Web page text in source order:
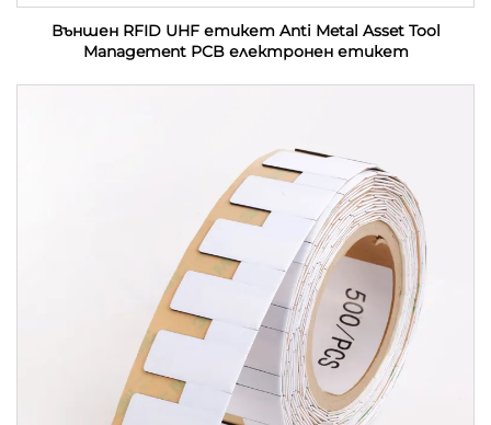
Външен RFID UHF етикет Anti Metal Asset Tool
Management PCB електронен етикет